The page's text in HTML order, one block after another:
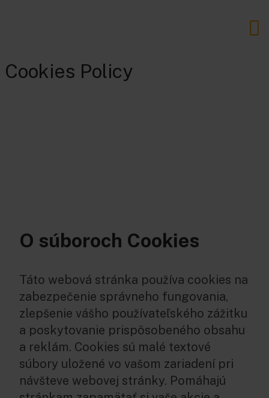
Cookies Policy
O súboroch Cookies
Táto webová stránka používa cookies na
zabezpečenie správneho fungovania,
zlepšenie vášho používateľského zážitku
a poskytovanie prispôsobeného obsahu
a reklám. Cookies sú malé textové
súbory uložené vo vašom zariadení pri
návšteve webovej stránky. Pomáhajú